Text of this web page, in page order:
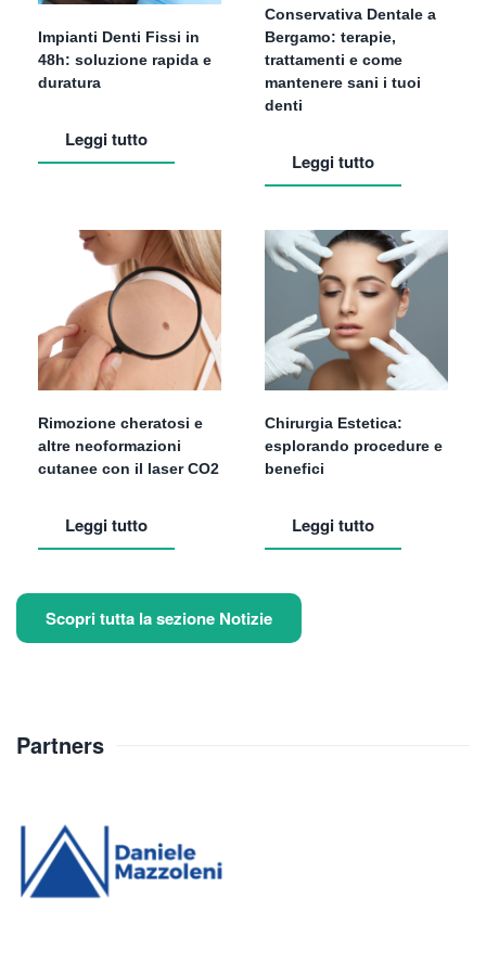
Impianti Denti Fissi in
48h: soluzione rapida e
duratura
Leggi tutto
Conservativa Dentale a
Bergamo: terapie,
trattamenti e come
mantenere sani i tuoi
denti
Leggi tutto
Rimozione cheratosi e
altre neoformazioni
cutanee con il laser CO2
Leggi tutto
Chirurgia Estetica:
esplorando procedure e
benefici
Leggi tutto
Scopri tutta la sezione Notizie
Partners